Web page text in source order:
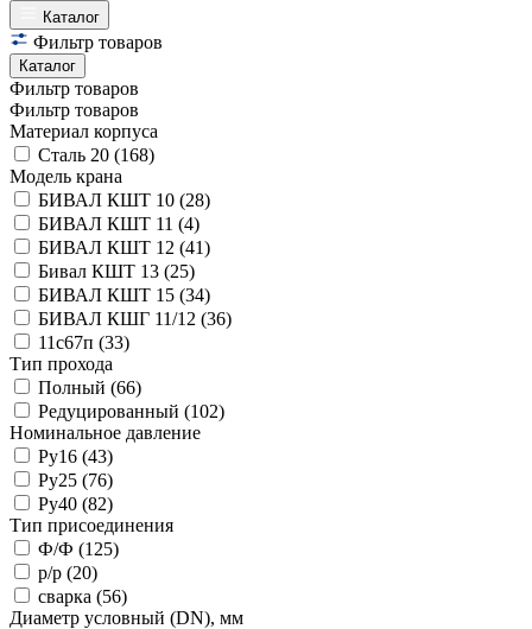
Каталог
Фильтр товаров
Каталог
Фильтр товаров
Фильтр товаров
Материал корпуса
Сталь 20 (168)
Модель крана
БИВАЛ КШТ 10 (28)
БИВАЛ КШТ 11 (4)
БИВАЛ КШТ 12 (41)
Бивал КШТ 13 (25)
БИВАЛ КШТ 15 (34)
БИВАЛ КШГ 11/12 (36)
11с67п (33)
Тип прохода
Полный (66)
Редуцированный (102)
Номинальное давление
Ру16 (43)
Ру25 (76)
Ру40 (82)
Тип присоединения
Ф/Ф (125)
р/р (20)
сварка (56)
Диаметр условный (DN), мм